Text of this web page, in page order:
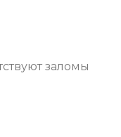
заломы